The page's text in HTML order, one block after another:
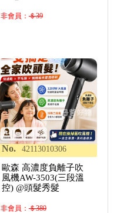
非會員：＄39
No. 42113010306
歐森 高濃度負離子吹
風機AW-3503(三段溫
控) @頭髮秀髮
非會員：＄380